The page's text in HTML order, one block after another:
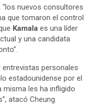
“los nuevos consultores
que tomaron el control
Kamala es una líder
y una candidata
entrevistas personales
estadounidense por el
les ha infligido
atacó Cheung.